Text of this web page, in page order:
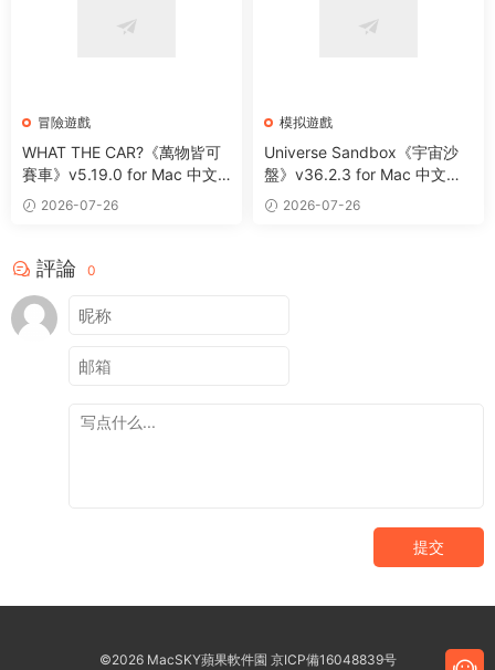
冒險遊戲
WHAT THE CAR?《萬物皆可
賽車》v5.19.0 for Mac 中文
版 賽車競速冒險遊戲
2026-07-26
模拟遊戲
Universe Sandbox《宇宙沙
盤》v36.2.3 for Mac 中文破
解版 太空沙盒模拟遊戲
2026-07-26
評論 0
提交
©2026 MacSKY蘋果軟件園 京ICP備16048839号